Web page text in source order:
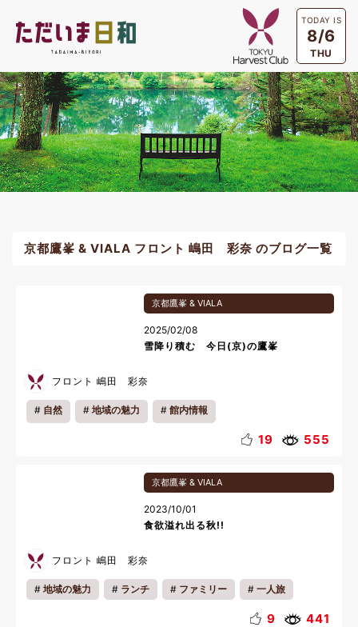
TODAY IS
8/6
THU
京都鷹峯 & VIALA フロント 嶋田 彩奈 のブログ一覧
京都鷹峯 & VIALA
2025/02/08
雪降り積む 今日(京)の鷹峯
フロント 嶋田 彩奈
自然 地域の魅力 館内情報
19 555
京都鷹峯 & VIALA
2023/10/01
食欲溢れ出る秋!!
フロント 嶋田 彩奈
地域の魅力 ランチ ファミリー 一人旅
9 441